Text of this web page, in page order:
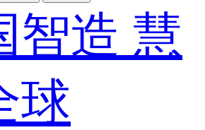
智造 慧
球